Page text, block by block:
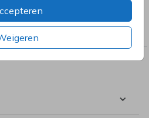
doopfeest, babyshower,
housewarming, jubileum,
dat, tuinfeest, BBQ of verjaardag.